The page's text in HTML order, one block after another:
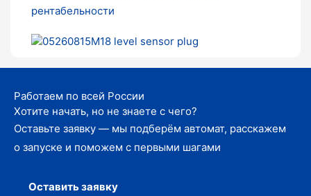
рентабельности
Работаем по всей России
Хотите начать, но не знаете с чего?
Оставьте заявку — мы подберём автомат, расскажем
о запуске и поможем с первыми шагами
Оставить заявку